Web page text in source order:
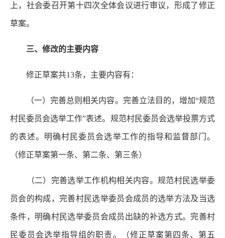
上，社会委召开第十四次全体会议进行审议，形成了修正
草案。
三、修改的主要内容
修正草案共13条，主要内容有：
（一）完善总则相关内容。 完善立法目的，增加“规范
村民委员会选举工作”表述。规范村民委员会选举投票方式
的表述。明确村民委员会选举工作的指导和监督部门。
（修正草案第一条、第二条、第三条）
（二）完善选举工作机构相关内容。 规范村民选举委
员会的构成，完善村民选举委员会成员的选举方法及当选
条件，明确村民选举委员会成员出缺的补选方式。完善村
民委员会选举指导组的职责。（修正草案第四条、第五